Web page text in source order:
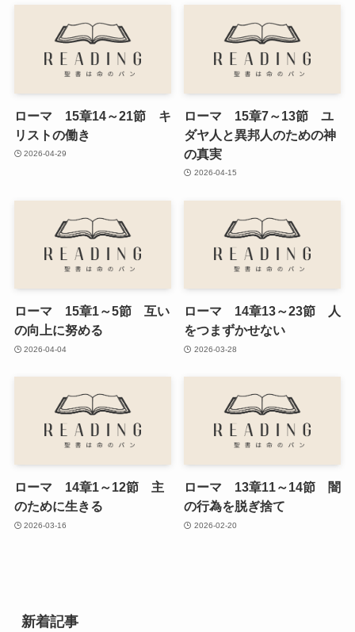
ローマ 15章14～21節 キ
リストの働き
2026-04-29
ローマ 15章7～13節 ユ
ダヤ人と異邦人のための神
の真実
2026-04-15
ローマ 15章1～5節 互い
の向上に努める
2026-04-04
ローマ 14章13～23節 人
をつまずかせない
2026-03-28
ローマ 14章1～12節 主
のために生きる
2026-03-16
ローマ 13章11～14節 闇
の行為を脱ぎ捨て
2026-02-20
新着記事